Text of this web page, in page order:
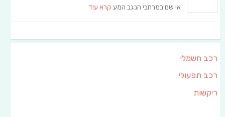
אי שם במרחבי הנגב המע קרא עוד
רכב חשמלי
רכב תפעולי
ריקשות